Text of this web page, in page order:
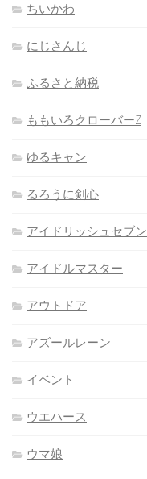
ちいかわ
にじさんじ
ふるさと納税
ももいろクローバーZ
ゆるキャン
るろうに剣心
アイドリッシュセブン
アイドルマスター
アウトドア
アズールレーン
イベント
ウエハース
ウマ娘